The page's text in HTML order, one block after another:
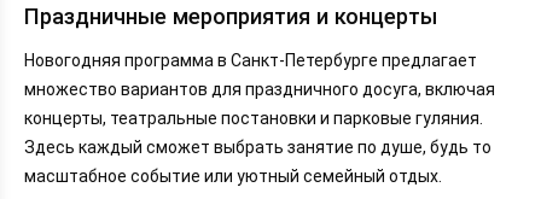
Праздничные мероприятия и концерты
Новогодняя программа в Санкт-Петербурге предлагает
множество вариантов для праздничного досуга, включая
концерты, театральные постановки и парковые гуляния.
Здесь каждый сможет выбрать занятие по душе, будь то
масштабное событие или уютный семейный отдых.